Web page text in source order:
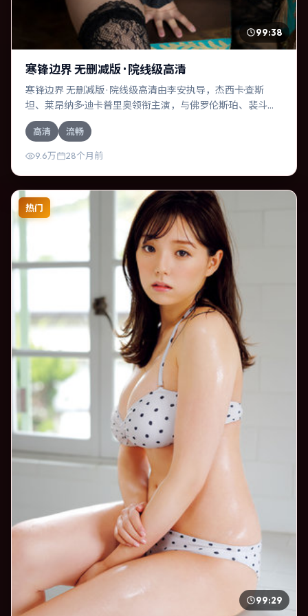
99:38
寒锋边界 无删减版 · 院线级高清
寒锋边界 无删减版 · 院线级高清由李安执导，杰西卡·查斯
坦、莱昂纳多·迪卡普里奥领衔主演，与佛罗伦斯·珀、裴斗娜
等共同演绎。本片为喜剧类型，主要班底与取景来自美国。
人工智能介入司法审判，人性边界遭遇拷问。影片整体气质
克制，节奏紧凑，人物动机清晰，适合喜欢强情节与细腻表
高清 流畅
9.6万 28个月前
热门
99:29